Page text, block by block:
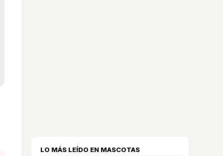
LO MÁS LEÍDO EN MASCOTAS